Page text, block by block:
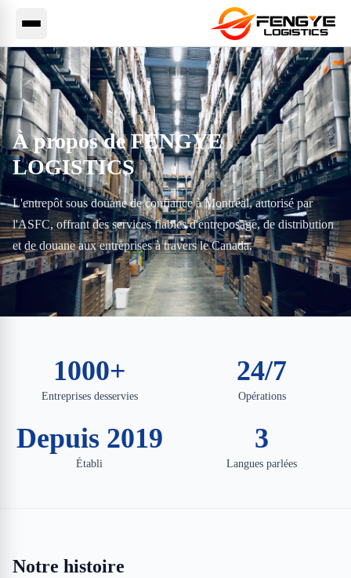
À propos de FENGYE
LOGISTICS
L'entrepôt sous douane de confiance à Montréal, autorisé par
l'ASFC, offrant des services fiables d'entreposage, de distribution
et de douane aux entreprises à travers le Canada.
1000+
Entreprises desservies
24/7
Opérations
Depuis 2019
Établi
3
Langues parlées
Notre histoire